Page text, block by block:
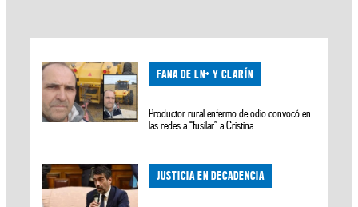
FANA DE LN+ Y CLARÍN
Productor rural enfermo de odio convocó en
las redes a “fusilar” a Cristina
JUSTICIA EN DECADENCIA